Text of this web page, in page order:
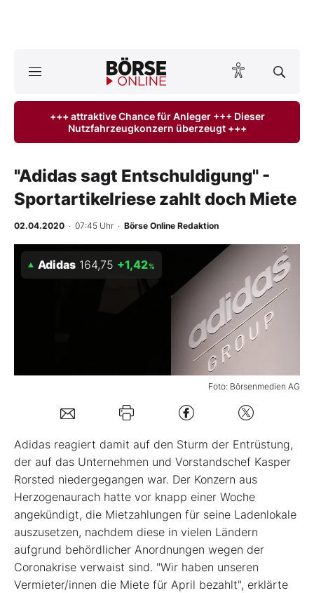
ktuelle Ausgabe BÖRSE ONLINE lesen
Anlageprodukte
Finanz-Check
BO-Musterdepots
Kontakt
+++ attraktive Chance für Anleger +++ Dieser
Nutzfahrzeugkonzern überzeugt +++
"Adidas sagt Entschuldigung" -
Sportartikelriese zahlt doch Miete
02.04.2020 · 07:45 Uhr · Börse Online Redaktion
Foto: Börsenmedien AG
Adidas 164,75 +1,42%
Adidas reagiert damit auf den Sturm der Entrüstung,
der auf das Unternehmen und Vorstandschef Kasper
Rorsted niedergegangen war. Der Konzern aus
Herzogenaurach hatte vor knapp einer Woche
angekündigt, die Mietzahlungen für seine Ladenlokale
auszusetzen, nachdem diese in vielen Ländern
aufgrund behördlicher Anordnungen wegen der
Coronakrise verwaist sind. "Wir haben unseren
Vermieter/innen die Miete für April bezahlt", erklärte